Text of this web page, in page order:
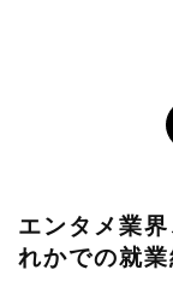
エンタメ業
れかでの就